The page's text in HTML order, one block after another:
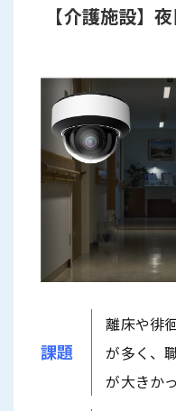
【介護施設】
課題
離床や徘
が多く、
が大きか